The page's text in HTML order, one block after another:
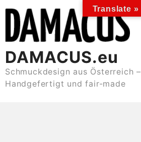
content
DAMACUS.eu
Schmuckdesign aus Österreich –
Handgefertigt und fair-made
Translate »